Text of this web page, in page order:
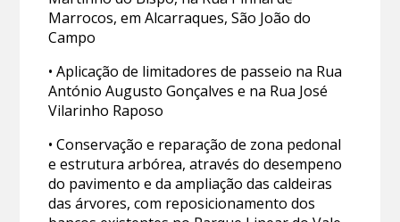
Marrocos, em Alcarraques, São João do
Campo
• Aplicação de limitadores de passeio na Rua
António Augusto Gonçalves e na Rua José
Vilarinho Raposo
• Conservação e reparação de zona pedonal
e estrutura arbórea, através do desempeno
do pavimento e da ampliação das caldeiras
das árvores, com reposicionamento dos